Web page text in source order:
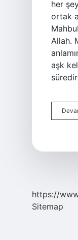
her
ortak
Allah.
aşk
https://
Sitemap